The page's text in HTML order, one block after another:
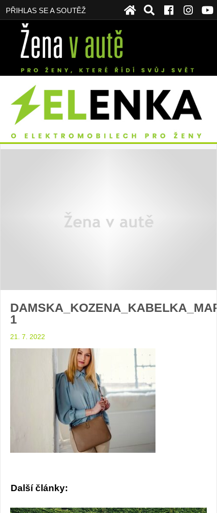
PŘIHLAS SE A SOUTĚŽ
1
21. 7. 2022
Další články: